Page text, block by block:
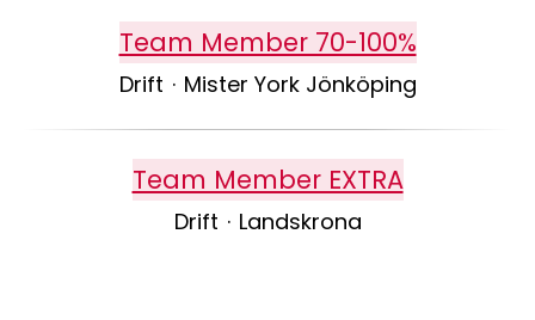
Team Member 70-100%
Drift · Mister York Jönköping
Team Member EXTRA
Drift · Landskrona